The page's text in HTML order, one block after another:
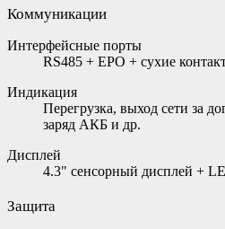
Коммуникации
Интерфейсные порты
RS485 + EPO + cухие
Индикация
Перегрузка, выход сети за
заряд АКБ и др.
Дисплей
4.3" сенсорный дисплей +
Защита